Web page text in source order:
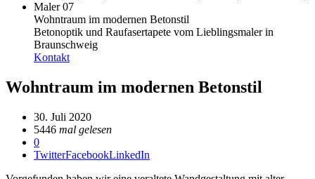
Wohntraum im modernen Betonstil
Betonoptik und Raufasertapete vom Lieblingsmaler in
Braunschweig
Kontakt
Wohntraum im modernen Betonstil
30. Juli 2020
5446 mal gelesen
0
TwitterFacebookLinkedIn